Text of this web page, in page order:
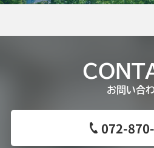
お問い合
072-